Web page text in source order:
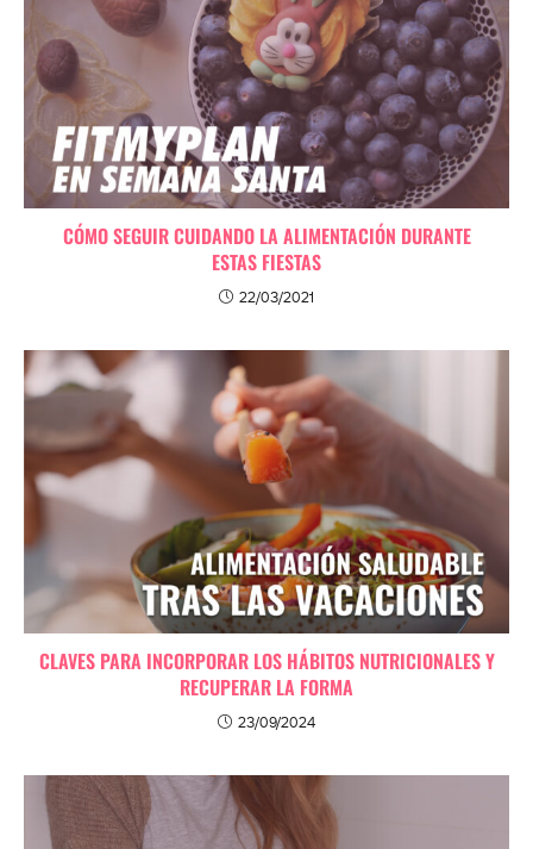
CÓMO SEGUIR CUIDANDO LA ALIMENTACIÓN DURANTE
ESTAS FIESTAS
22/03/2021
CLAVES PARA INCORPORAR LOS HÁBITOS NUTRICIONALES Y
RECUPERAR LA FORMA
23/09/2024